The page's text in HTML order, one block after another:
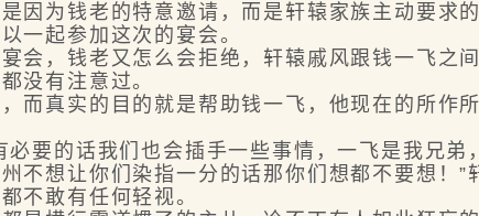
为钱老的特意邀请，而是轩辕家族主动要求
一起参加这次的宴会。
，钱老又怎么会拒绝，轩辕戚风跟钱一飞之
没有注意过。
真实的目的就是帮助钱一飞，他现在的所作
的话我们也会插手一些事情，一飞是我兄弟
不想让你们染指一分的话那你们想都不要想！
不敢有任何轻视。